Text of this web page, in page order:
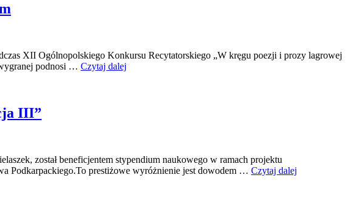
XII Ogólnopolskiego Konkursu Recytatorskiego „W kręgu poezji i prozy lagrowej
podnosi … Czytaj dalej
III”
został beneficjentem stypendium naukowego w ramach projektu
Podkarpackiego.To prestiżowe wyróżnienie jest dowodem … Czytaj dalej